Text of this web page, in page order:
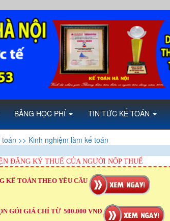
BẢNG HỌC PHÍ TIN TỨC KẾ TOÁN
>> Kinh nghiệm làm kế toán
ĐĂNG KÝ THUẾ CỦA NGƯỜI NỘP THUẾ
KẾ TOÁN THEO YÊU CẦU
GÓI GIÁ CHỈ TỪ 500.000 VNĐ